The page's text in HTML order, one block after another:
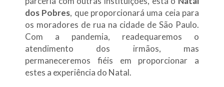
dos Pobres, que proporcionará uma ceia para
os moradores de rua na cidade de São Paulo.
Com a pandemia, readequaremos o
atendimento dos irmãos, mas
permaneceremos fiéis em proporcionar a
estes a experiência do Natal.